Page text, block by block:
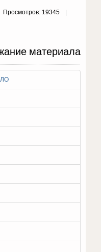
Просмотров: 19345
материала